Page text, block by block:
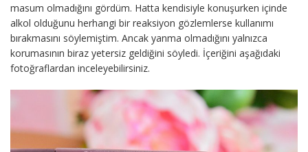
masum olmadığını gördüm. Hatta kendisiyle konuşurken içinde
alkol olduğunu herhangi bir reaksiyon gözlemlerse kullanımı
bırakmasını söylemiştim. Ancak yanma olmadığını yalnızca
korumasının biraz yetersiz geldiğini söyledi. İçeriğini aşağıdaki
fotoğraflardan inceleyebilirsiniz.